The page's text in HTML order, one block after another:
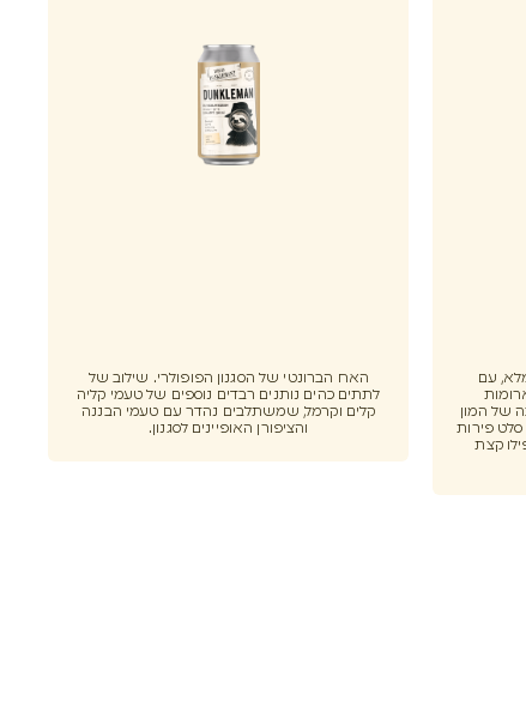
מלא, עם
של המון
פירות
קצת
האח הברונטי של הסגנון הפופולרי. שילוב של
לתתים כהים נותנים רבדים נוספים של טעמי קליה
קלים וקרמל, שמשתלבים נהדר עם טעמי הבננה
והציפורן האופיינים לסגנון.